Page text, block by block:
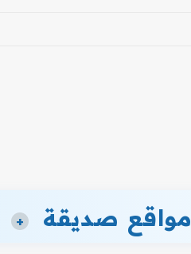
مواقع صديقة +